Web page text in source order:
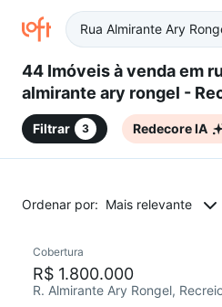
44 Imóveis à venda em rua
almirante ary rongel -
dos Bandeirantes, Rio de
Janeiro, RJ
Filtrar 3 Redecore IA
Ordenar por: Mais relevante
Redecorar
Cobertura
R$ 1.800.000
R. Almirante Ary Rongel,